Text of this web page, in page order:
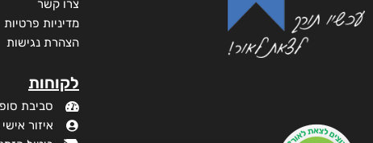
צרו קשר
מדיניות פרטיות
הצהרת נגישות
לקוחות
סביבת
איזור אישי